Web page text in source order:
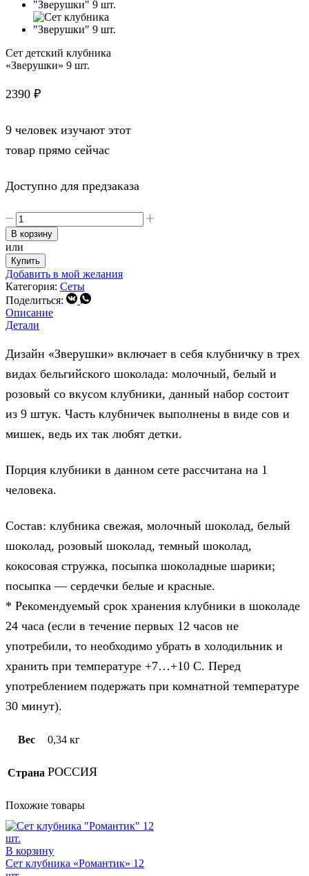
Сет детский клубника
«Зверушки» 9 шт.
2390 ₽
9 человек изучают этот
товар прямо сейчас
Доступно для предзаказа
Количество
товара
Сет
детский
клубника
"Зверушки"
9
шт.
В корзину
или
Купить
Добавить в мой желания
Категория: Сеты
Поделиться: Vk Whatsapp
Описание
Детали
Дизайн «Зверушки» включает в себя клубничку в трех
видах бельгийского шоколада: молочный, белый и
розовый со вкусом клубники, данный набор состоит
из 9 штук. Часть клубничек выполнены в виде сов и
мишек, ведь их так любят детки.
Порция клубники в данном сете рассчитана на 1
человека.
Состав: клубника свежая, молочный шоколад, белый
шоколад, розовый шоколад, темный шоколад,
кокосовая стружка, посыпка шоколадные шарики;
посыпка — сердечки белые и красные.
* Рекомендуемый срок хранения клубники в шоколаде
24 часа (если в течение первых 12 часов не
употребили, то необходимо убрать в холодильник и
хранить при температуре +7…+10 C. Перед
употреблением подержать при комнатной температуре
30 минут).
Вес 0,34 кг
Страна РОССИЯ
Похожие товары
В корзину
Сет клубника «Романтик» 12